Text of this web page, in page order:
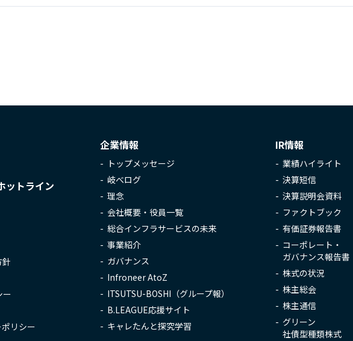
ットライン
ー
リシー
企業情報
トップメッセージ
岐べログ
理念
会社概要・役員一覧
総合インフラサービスの未来
事業紹介
ガバナンス
Infroneer AtoZ
ITSUTSU-BOSHI（グループ報）
B.LEAGUE応援サイト
キャレたんと探究学習
IR情報
業績ハイライト
決算短信
決算説明会資料
ファクトブック
有価証券報告書
コーポレート・
ガバナンス報告書
株式の状況
株主総会
株主通信
グリーン
社債型種類株式